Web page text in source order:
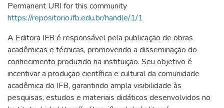
Permanent URI for this community
https://repositorio.ifb.edu.br/handle/1/1
A Editora IFB é responsável pela publicação de obras
acadêmicas e técnicas, promovendo a disseminação do
conhecimento produzido na instituição. Seu objetivo é
incentivar a produção científica e cultural da comunidade
acadêmica do IFB, garantindo ampla visibilidade às
pesquisas, estudos e materiais didáticos desenvolvidos no